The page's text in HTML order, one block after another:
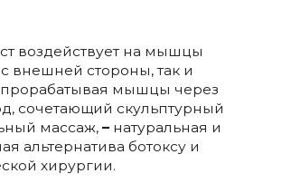
воздействует на мышцы
внешней стороны, так и
прорабатывая мышцы через
сочетающий скульптурный
массаж, – натуральная и
альтернатива ботоксу и
хирургии.